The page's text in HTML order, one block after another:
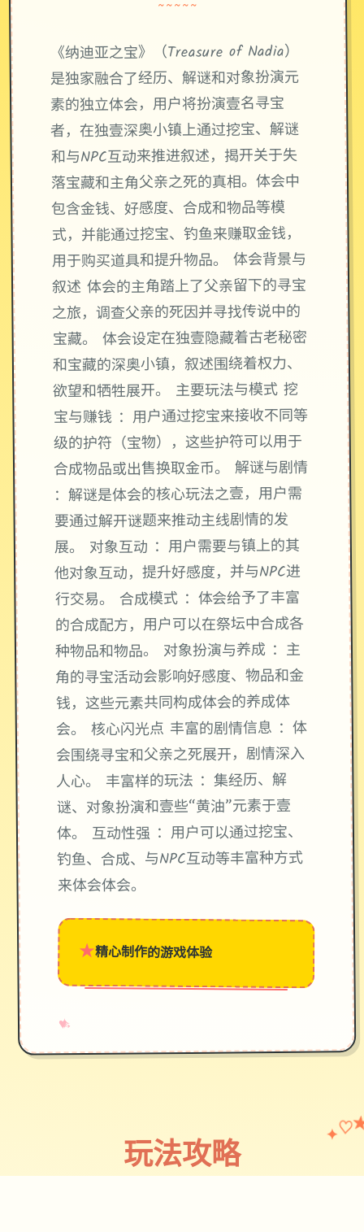
~~~~~
《纳迪亚之宝》（Treasure of Nadia）
是独家融合了经历、解谜和对象扮演元
素的独立体会，用户将扮演壹名寻宝
者，在独壹深奥小镇上通过挖宝、解谜
和与NPC互动来推进叙述，揭开关于失
落宝藏和主角父亲之死的真相。体会中
包含金钱、好感度、合成和物品等模
式，并能通过挖宝、钓鱼来赚取金钱，
用于购买道具和提升物品。 体会背景与
叙述 体会的主角踏上了父亲留下的寻宝
之旅，调查父亲的死因并寻找传说中的
宝藏。 体会设定在独壹隐藏着古老秘密
和宝藏的深奥小镇，叙述围绕着权力、
欲望和牺牲展开。 主要玩法与模式 挖
宝与赚钱 ：用户通过挖宝来接收不同等
级的护符（宝物），这些护符可以用于
合成物品或出售换取金币。 解谜与剧情
：解谜是体会的核心玩法之壹，用户需
要通过解开谜题来推动主线剧情的发
展。 对象互动 ：用户需要与镇上的其
他对象互动，提升好感度，并与NPC进
行交易。 合成模式 ：体会给予了丰富
的合成配方，用户可以在祭坛中合成各
种物品和物品。 对象扮演与养成 ：主
角的寻宝活动会影响好感度、物品和金
钱，这些元素共同构成体会的养成体
会。 核心闪光点 丰富的剧情信息 ：体
会围绕寻宝和父亲之死展开，剧情深入
人心。 丰富样的玩法 ：集经历、解
谜、对象扮演和壹些“黄油”元素于壹
体。 互动性强 ：用户可以通过挖宝、
钓鱼、合成、与NPC互动等丰富种方式
来体会体会。
★精心制作的游戏体验
♥
✧
→
玩法攻略
✦♡